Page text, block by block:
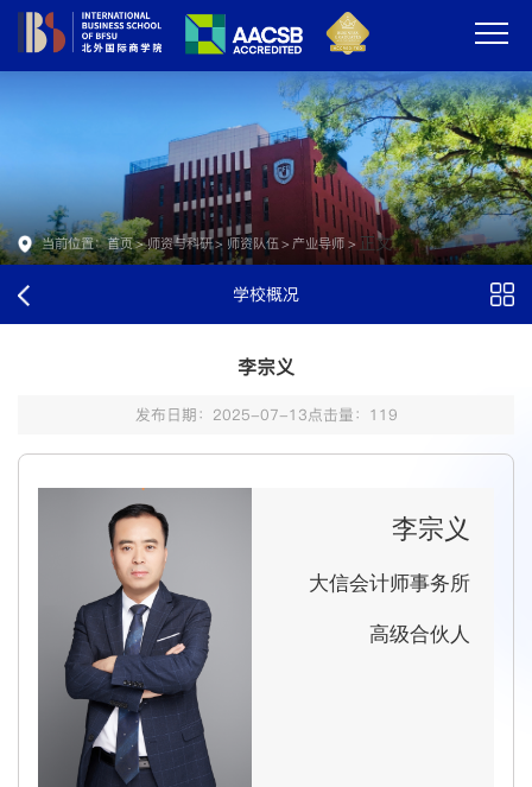
当前位置：首页>师资与科研> 师资队伍> 产业导师> 正文
学校概况
李宗义
发布日期：2025-07-13点击量： 119
李宗义
大信会计师事务所
高级合伙人